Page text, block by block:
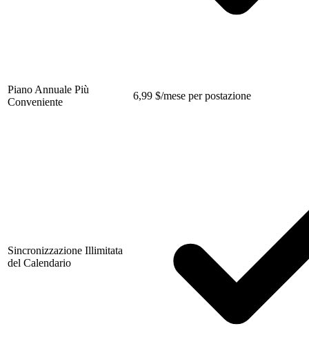
Piano Annuale Più
Conveniente
6,99 $/mese per postazione
Sincronizzazione Illimitata
del Calendario